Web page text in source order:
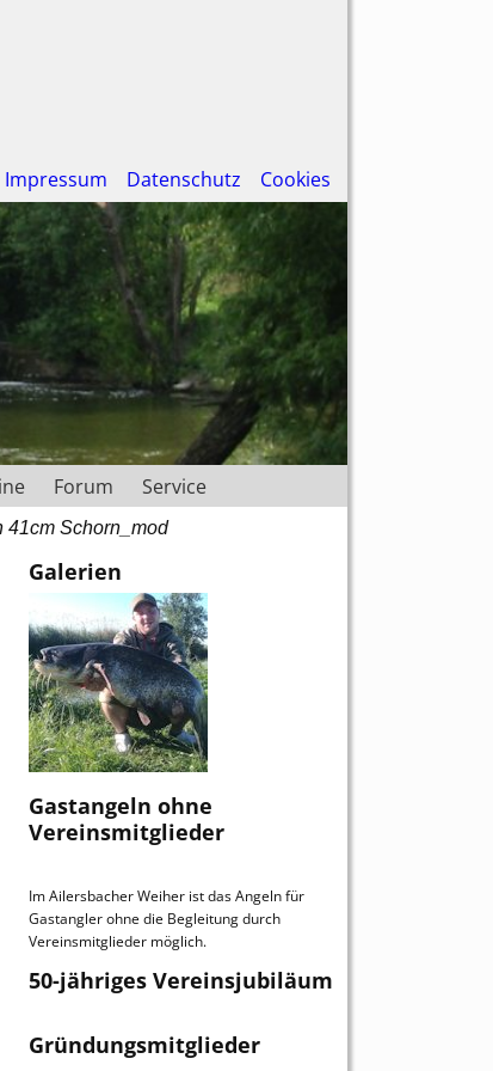
Impressum Datenschutz Cookies
Forum
Service
41cm Schorn_mod
Galerien
Gastangeln ohne
Vereinsmitglieder
Im Ailersbacher Weiher ist das Angeln für
Gastangler ohne die Begleitung durch
Vereinsmitglieder möglich.
50-jähriges Vereinsjubiläum
Gründungsmitglieder